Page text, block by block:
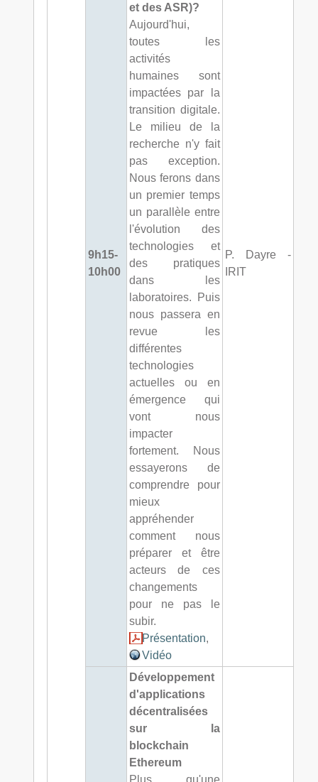
9h15-
10h00
et des ASR)?
Aujourd'hui,
toutes les
activités
humaines sont
impactées par la
transition digitale.
Le milieu de la
recherche n'y fait
pas exception.
Nous ferons dans
un premier temps
un parallèle entre
l'évolution des
technologies et
des pratiques
dans les
laboratoires. Puis
nous passera en
revue les
différentes
technologies
actuelles ou en
émergence qui
vont nous
impacter
fortement. Nous
essayerons de
comprendre pour
mieux
appréhender
comment nous
préparer et être
acteurs de ces
changements
pour ne pas le
subir.
Présentation,
Vidéo
P. Dayre -
IRIT
Développement
d'applications
décentralisées
sur la
blockchain
Ethereum
Plus qu'une